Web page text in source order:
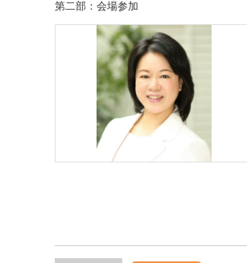
第二部：会場参加